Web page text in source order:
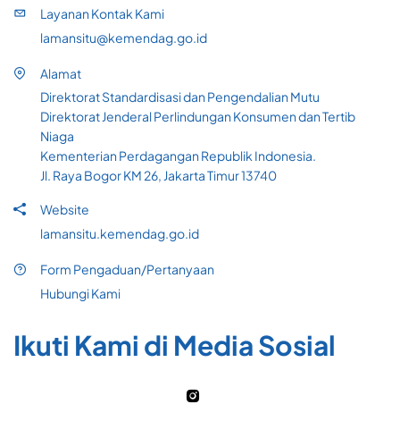
Layanan Kontak Kami
lamansitu@kemendag.go.id
Alamat
Direktorat Standardisasi dan Pengendalian Mutu
Direktorat Jenderal Perlindungan Konsumen dan Tertib
Niaga
Kementerian Perdagangan Republik Indonesia.
Jl. Raya Bogor KM 26, Jakarta Timur 13740
Website
lamansitu.kemendag.go.id
Form Pengaduan/Pertanyaan
Hubungi Kami
Ikuti Kami di Media Sosial